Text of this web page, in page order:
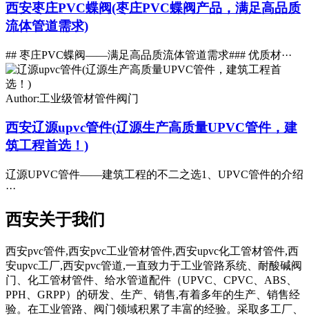
西安枣庄PVC蝶阀(枣庄PVC蝶阀产品，满足高品质
流体管道需求)
## 枣庄PVC蝶阀——满足高品质流体管道需求### 优质材···
Author:工业级管材管件阀门
西安辽源upvc管件(辽源生产高质量UPVC管件，建
筑工程首选！)
辽源UPVC管件——建筑工程的不二之选1、UPVC管件的介绍
···
西安关于我们
西安pvc管件,西安pvc工业管材管件,西安upvc化工管材管件,西
安upvc工厂,西安pvc管道,一直致力于工业管路系统、耐酸碱阀
门、化工管材管件、给水管道配件（UPVC、CPVC、ABS、
PPH、GRPP）的研发、生产、销售,有着多年的生产、销售经
验。在工业管路、阀门领域积累了丰富的经验。采取多工厂、